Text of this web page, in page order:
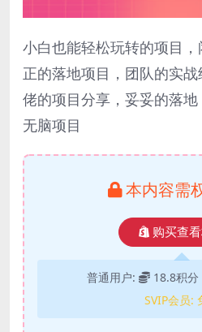
小白也能轻松玩转的项目
正的落地项目，团队的实
佬的项目分享，妥妥的落地
无脑项目
本内容需
购买查
普通用户: 18.8积分
SVIP会员: